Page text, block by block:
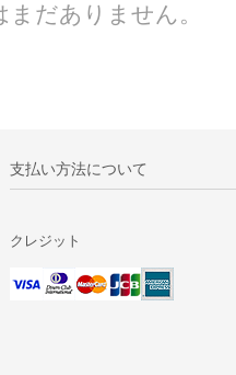
だありません。
支払い方法について
クレジット